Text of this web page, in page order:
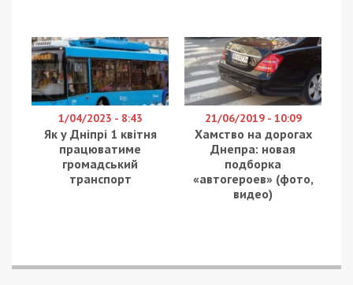
на Івано-Франківську обласну прокуратуру.
Корупційна пропозиція за “закриття”
боргу
Слідство встановило, що з 2016 року щодо 37-
річного місцевого мешканця було відкрито
виконавче провадження. Чоловік заборгував
своїй колишній дружині на утримання
малолітньої дитини 650 тисяч гривень. Через це
він потрапив до Єдиного реєстру боржників, а